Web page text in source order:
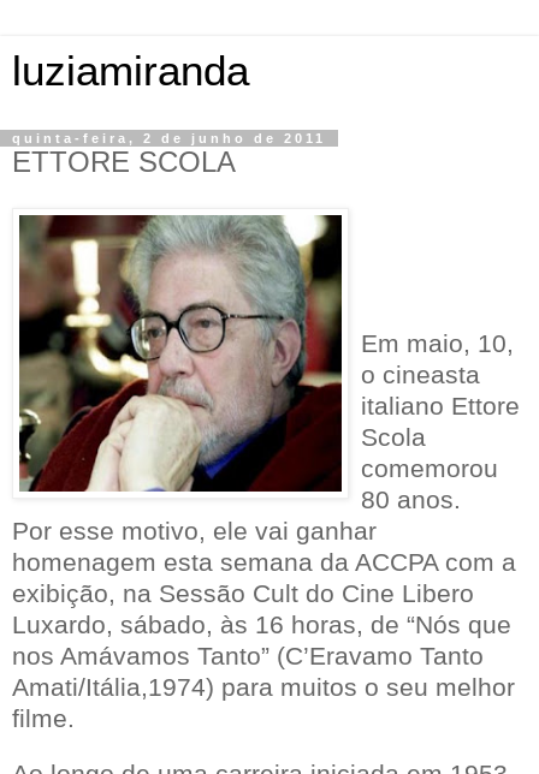
luziamiranda
quinta-feira, 2 de junho de 2011
ETTORE SCOLA
Em maio, 10,
o cineasta
italiano Ettore
Scola
comemorou
80 anos.
Por esse motivo, ele vai ganhar
homenagem esta semana da ACCPA com a
exibição, na Sessão Cult do Cine Libero
Luxardo, sábado, às 16 horas, de “Nós que
nos Amávamos Tanto” (C’Eravamo Tanto
Amati/Itália,1974) para muitos o seu melhor
filme.